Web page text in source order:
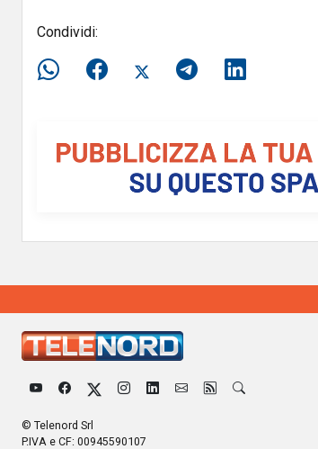
Condividi:
© Telenord Srl
P.IVA e CF: 00945590107